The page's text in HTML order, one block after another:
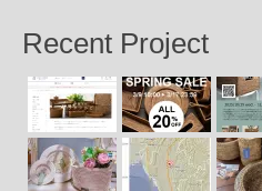
Recent Project